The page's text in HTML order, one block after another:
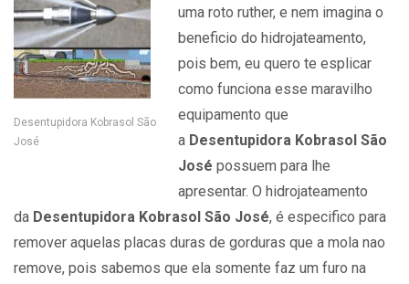
Desentupidora Kobrasol São
José
uma roto ruther, e nem imagina o
beneficio do hidrojateamento,
pois bem, eu quero te esplicar
como funciona esse maravilho
equipamento que
a Desentupidora Kobrasol São
José possuem para lhe
apresentar. O hidrojateamento
da Desentupidora Kobrasol São José, é especifico para
remover aquelas placas duras de gorduras que a mola nao
remove, pois sabemos que ela somente faz um furo na